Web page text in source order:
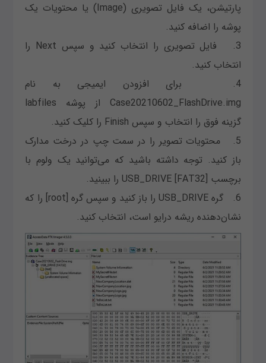
پارتیشن، یک فایل تصویری (Image) یا محتویات یک
پوشه را اضافه کنید.
3. فایل تصویری را انتخاب کنید و سپس Next را
انتخاب کنید.
4. برای افزودن ایمیجی به نام
Case20210602_FlashDrive.img از پوشه labfiles
گزینه فوق را انتخاب و سپس Finish را کلیک کنید.
5. محتویات تصویر را در سمت چپ در درخت مدارک
باز کنید. توجه داشته باشید که می‌توانید یک ولوم با
برچسب USB_DRIVE [FAT32] را ببینید.
6. گره USB_DRIVE را باز کنید و سپس گره [root] را که
نشان‌دهنده ریشه درایو است، انتخاب کنید.